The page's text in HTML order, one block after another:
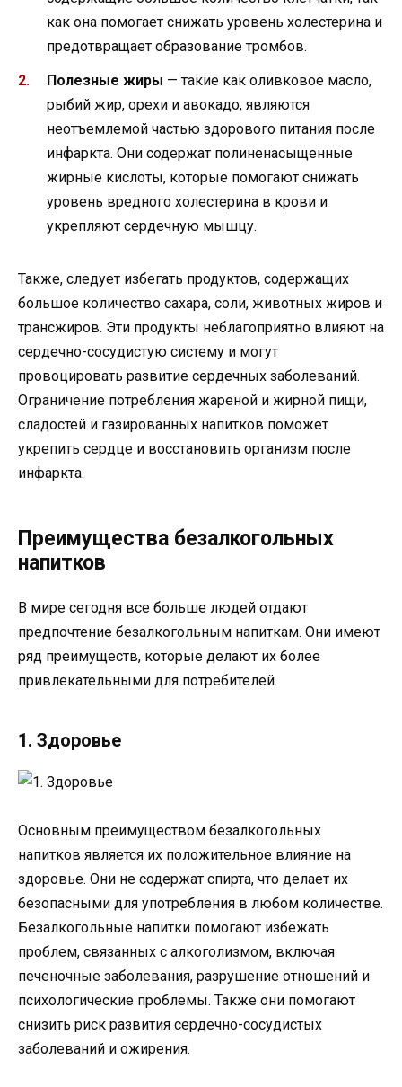
как она помогает снижать уровень холестерина и
предотвращает образование тромбов.
Полезные жиры — такие как оливковое масло,
рыбий жир, орехи и авокадо, являются
неотъемлемой частью здорового питания после
инфаркта. Они содержат полиненасыщенные
жирные кислоты, которые помогают снижать
уровень вредного холестерина в крови и
укрепляют сердечную мышцу.
Также, следует избегать продуктов, содержащих
большое количество сахара, соли, животных жиров и
трансжиров. Эти продукты неблагоприятно влияют на
сердечно-сосудистую систему и могут
провоцировать развитие сердечных заболеваний.
Ограничение потребления жареной и жирной пищи,
сладостей и газированных напитков поможет
укрепить сердце и восстановить организм после
инфаркта.
Преимущества безалкогольных
напитков
В мире сегодня все больше людей отдают
предпочтение безалкогольным напиткам. Они имеют
ряд преимуществ, которые делают их более
привлекательными для потребителей.
1. Здоровье
Основным преимуществом безалкогольных
напитков является их положительное влияние на
здоровье. Они не содержат спирта, что делает их
безопасными для употребления в любом количестве.
Безалкогольные напитки помогают избежать
проблем, связанных с алкоголизмом, включая
печеночные заболевания, разрушение отношений и
психологические проблемы. Также они помогают
снизить риск развития сердечно-сосудистых
заболеваний и ожирения.